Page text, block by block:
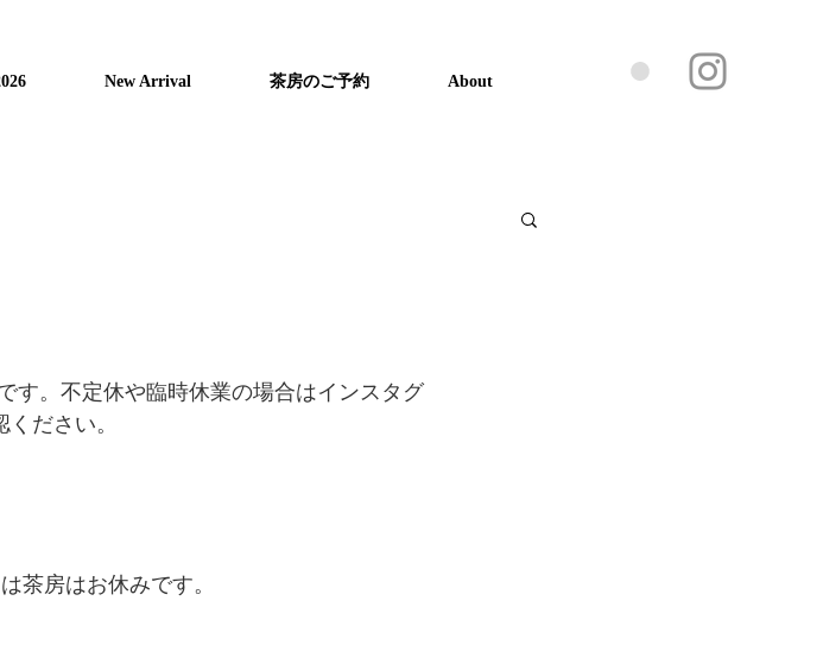
New Arrival 茶房のご予約 About
す。不定休や臨時休業の場合はインスタグ
ださい。
茶房はお休みです。